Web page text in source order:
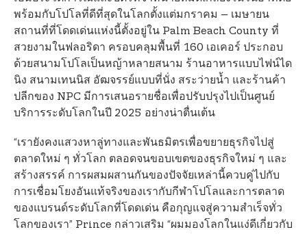
พร้อมกับโปโลที่ดีที่สุดในโลกตั้งแต่มกราคม – เมษายน
สถานที่ที่โดดเด่นแห่งนี้ตั้งอยู่ใน Palm Beach County ที่
สวยงามในฟลอริดา ครอบคลุมพื้นที่ 160 เอเคอร์ ประกอบ
ด้วยสนามโปโลเป็นหญ้าหลายสนาม ร้านอาหารแบบไฟน์ได
นิง สนามเทนนิส อัฒจรรย์แบบที่นั่ง สระว่ายน้ำ และร้านค้า
ปลีกของ NPC มีการเสนอรายชื่อเพื่อปรับปรุงไปเป็นศูนย์
บริการระดับโลกในปี 2025 อย่างน่าตื่นเต้น
“เรายังคงแสวงหาลู่ทางและพันธมิตรเพื่อขยายธุรกิจไปสู่
ตลาดใหม่ ๆ ทั่วโลก ตลอดจนขอบเขตของธุรกิจใหม่ ๆ และ
สร้างสรรค์ การผสมผสานกันของปัจจัยเหล่านี้ควบคู่ไปกับ
การเชื่อมโยงอันแท้จริงของเรากับกีฬาโปโลและการตลาด
ของแบรนด์ระดับโลกที่โดดเด่น คือกุญแจสู่ความสำเร็จทั่ว
โลกของเรา” Prince กล่าวเสริม “ผมมองโลกในแง่ดีเกี่ยวกับ